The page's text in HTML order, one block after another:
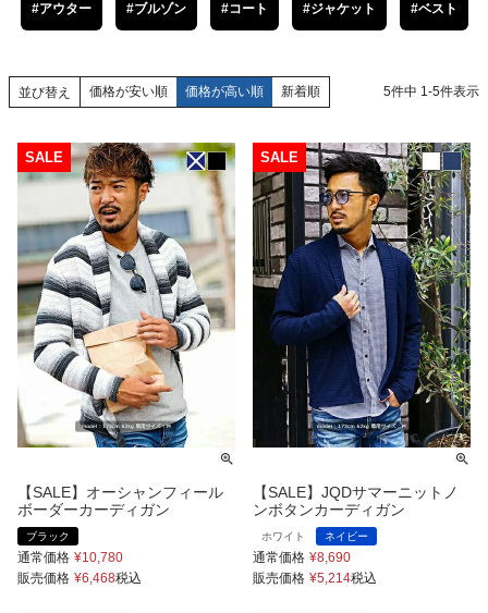
#アウター #ブルゾン #コート #ジャケット #ベスト
並び替え 価格が安い順 価格が高い順 新着順 5件中 1-5件表示
【SALE】オーシャンフィール
ボーダーカーディガン
ブラック
通常価格 ¥10,780
販売価格 ¥6,468税込
【SALE】JQDサマーニットノ
ンボタンカーディガン
ホワイト ネイビー
通常価格 ¥8,690
販売価格 ¥5,214税込